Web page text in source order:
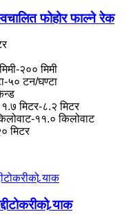
२ मेगावाट हाइड्रोलिक
जलविद्युत फ्रान्सेली...
२० किलोवाट-५० किलोवाट
जेनेरेटर मूल्य...
वाटर टर्बाइन जेनेरेटर...
जेनरेटर
फ्रा...
ही...
फोहोर फाल्ने रेक
२०० मिमी
५० टन/घण्टा
१.७ मिटर-८.२ मिटर
११.० किलोवाट
मिटर
र्‍याक